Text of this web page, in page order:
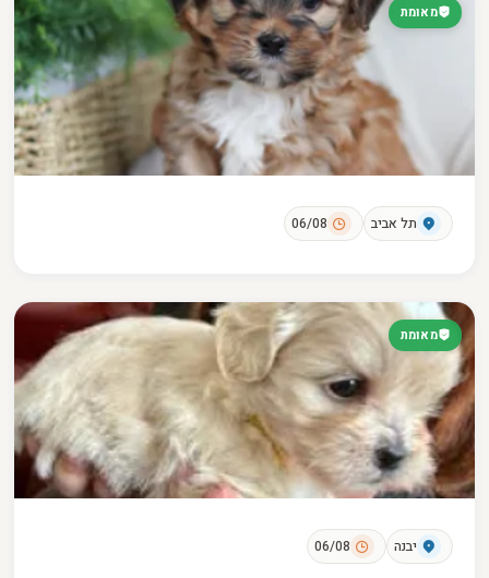
מאומת
תל אביב 06/08
מאומת
יבנה 06/08